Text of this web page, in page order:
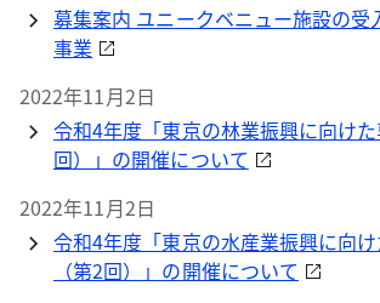
募集案内 ユニークベニュー施設の受
事業
2022年11月2日
令和4年度「東京の林業振興に向け
回）」の開催について
2022年11月2日
令和4年度「東京の水産業振興に向
（第2回）」の開催について